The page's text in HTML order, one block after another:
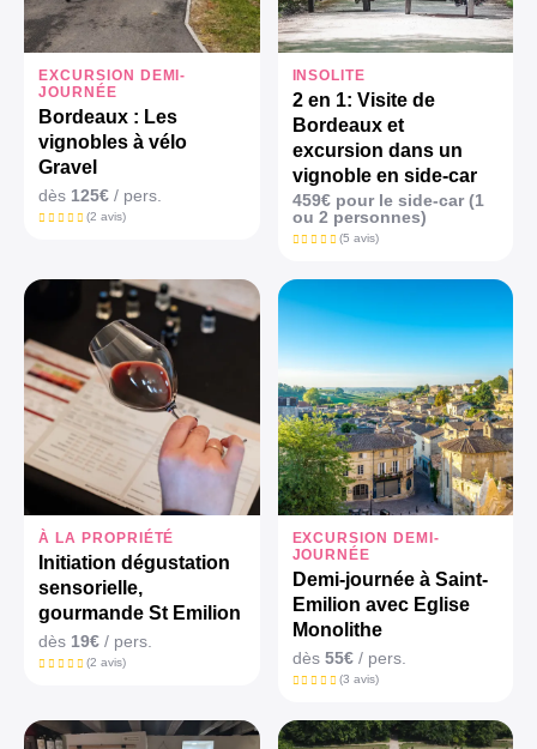
EXCURSION DEMI-
JOURNÉE
Bordeaux : Les
vignobles à vélo
Gravel
dès 125€ / pers.
(2 avis)
INSOLITE
2 en 1: Visite de
Bordeaux et
excursion dans un
vignoble en side-car
459€ pour le side-car (1
ou 2 personnes)
(5 avis)
À LA PROPRIÉTÉ
Initiation dégustation
sensorielle,
gourmande St Emilion
dès 19€ / pers.
(2 avis)
EXCURSION DEMI-
JOURNÉE
Demi-journée à Saint-
Emilion avec Eglise
Monolithe
dès 55€/ pers.
(3 avis)